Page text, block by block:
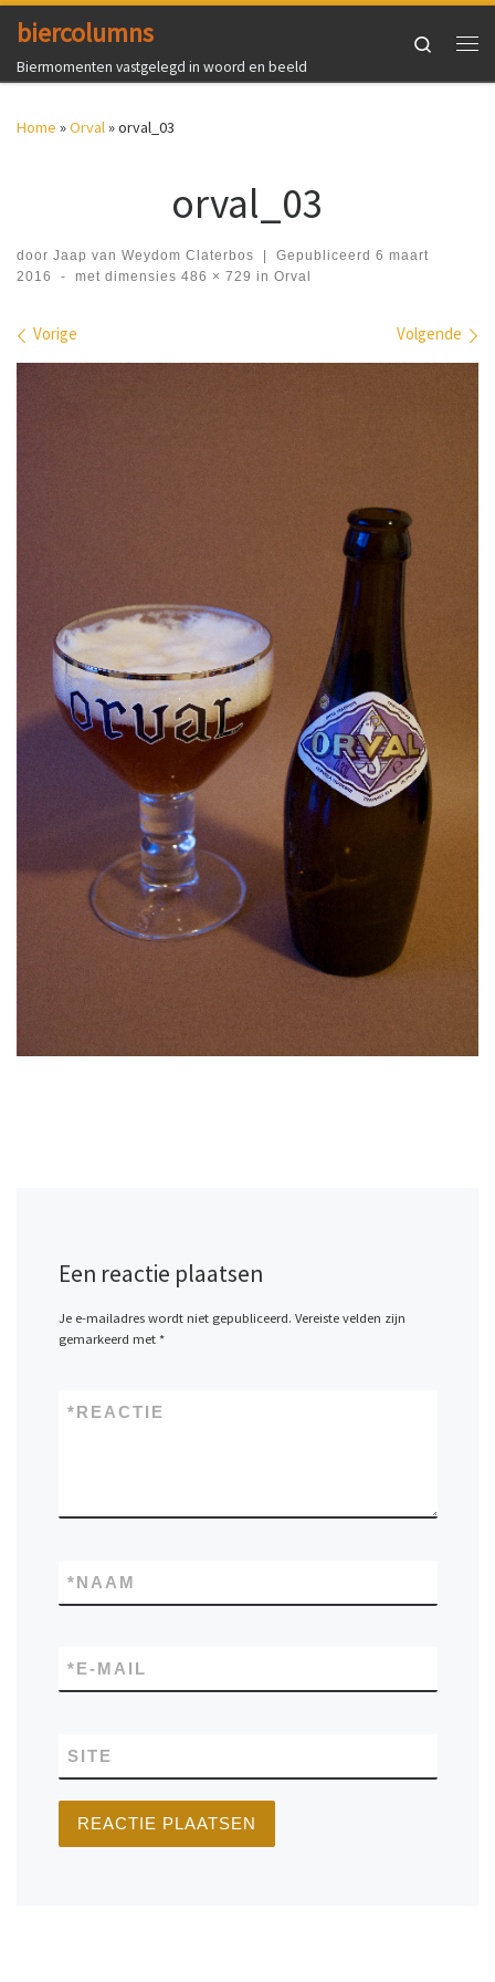
Ga naar inhoud
biercolumns
Biermomenten vastgelegd in woord en beeld
Search
Home »Orval »orval_03
orval_03
door Jaap van Weydom Claterbos Gepubliceerd 6 maart
2016
- met dimensies 486 × 729 in Orval
Afbeeldingen navigatie
Vorige Volgende
Een reactie plaatsen
Je e-mailadres wordt niet gepubliceerd. Vereiste velden zijn
gemarkeerd met *
REACTIE
*
NAAM
*
E-MAIL
*
SITE